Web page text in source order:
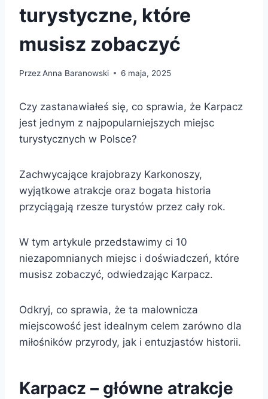
turystyczne, które
musisz zobaczyć
PrzezAnna Baranowski 6 maja, 2025
Czy zastanawiałeś się, co sprawia, że Karpacz
jest jednym z najpopularniejszych miejsc
turystycznych w Polsce?
Zachwycające krajobrazy Karkonoszy,
wyjątkowe atrakcje oraz bogata historia
przyciągają rzesze turystów przez cały rok.
W tym artykule przedstawimy ci 10
niezapomnianych miejsc i doświadczeń, które
musisz zobaczyć, odwiedzając Karpacz.
Odkryj, co sprawia, że ta malownicza
miejscowość jest idealnym celem zarówno dla
miłośników przyrody, jak i entuzjastów historii.
Karpacz – główne atrakcje